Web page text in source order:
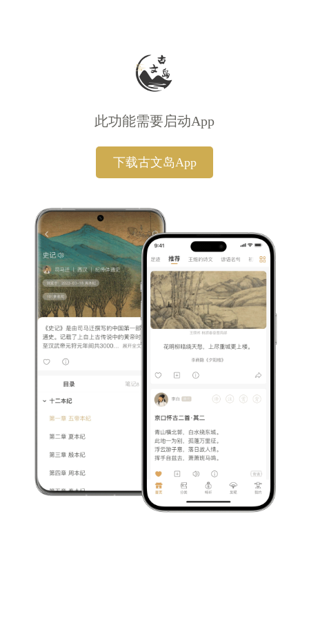
此功能需要启动App
下载古文岛App